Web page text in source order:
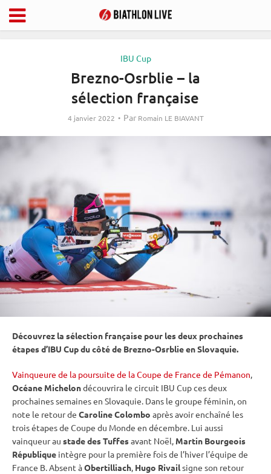
IBU Cup
Brezno-Osrblie – la
sélection française
4 janvier 2022 Par Romain LE BIAVANT
Découvrez la sélection française pour les deux prochaines
étapes d’IBU Cupdu côté de Brezno-Osrblie en Slovaquie.
Vainqueure de la poursuite de la Coupe de France de Pémanon,
Océane Michelondécouvrira le circuit IBU Cupces deux
prochaines semaines en Slovaquie. Dans le groupe féminin, on
note le retour de Caroline Colombo après avoir enchaîné les
trois étapes de Coupe du Monde en décembre. Lui aussi
vainqueur au stade des Tuffesavant Noël, Martin Bourgeois
République intègre pour la première fois de l’hiver l’équipe de
France B. Absent àObertilliach, Hugo Rivailsigne son retour